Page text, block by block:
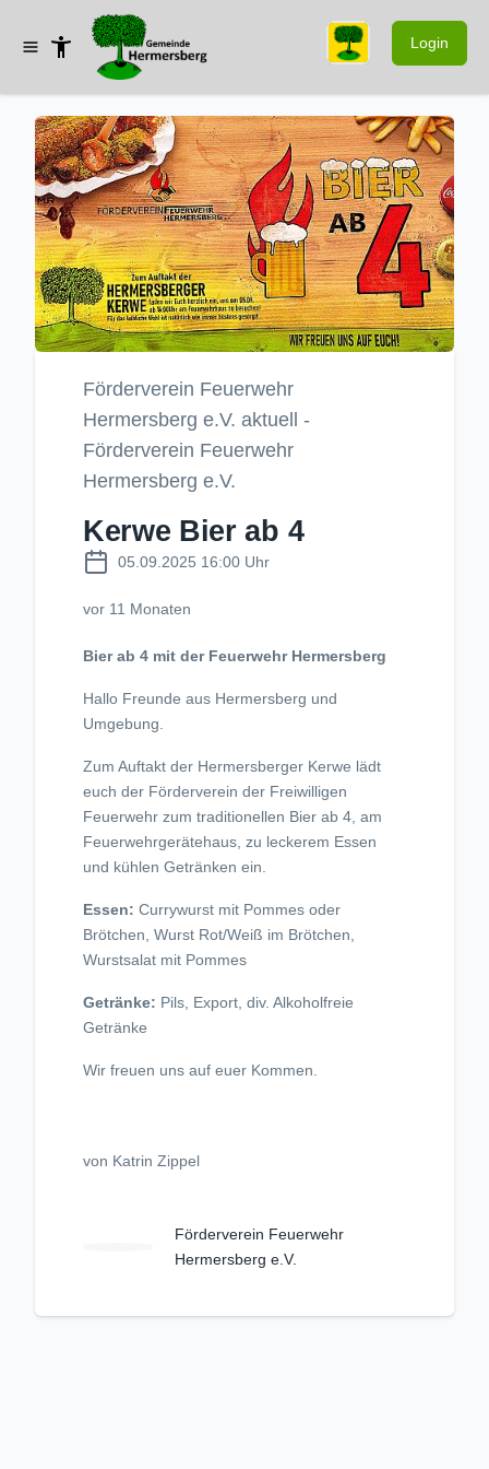
Login
Förderverein Feuerwehr
Hermersberg e.V. aktuell -
Förderverein Feuerwehr
Hermersberg e.V.
Kerwe Bier ab 4
05.09.2025 16:00 Uhr
vor 11 Monaten
Bier ab 4 mit der Feuerwehr Hermersberg
Hallo Freunde aus Hermersberg und
Umgebung.
Zum Auftakt der Hermersberger Kerwe lädt
euch der Förderverein der Freiwilligen
Feuerwehr zum traditionellen Bier ab 4, am
Feuerwehrgerätehaus, zu leckerem Essen
und kühlen Getränken ein.
Essen: Currywurst mit Pommes oder
Brötchen, Wurst Rot/Weiß im Brötchen,
Wurstsalat mit Pommes
Getränke: Pils, Export, div. Alkoholfreie
Getränke
Wir freuen uns auf euer Kommen.
von Katrin Zippel
Förderverein Feuerwehr
Hermersberg e.V.